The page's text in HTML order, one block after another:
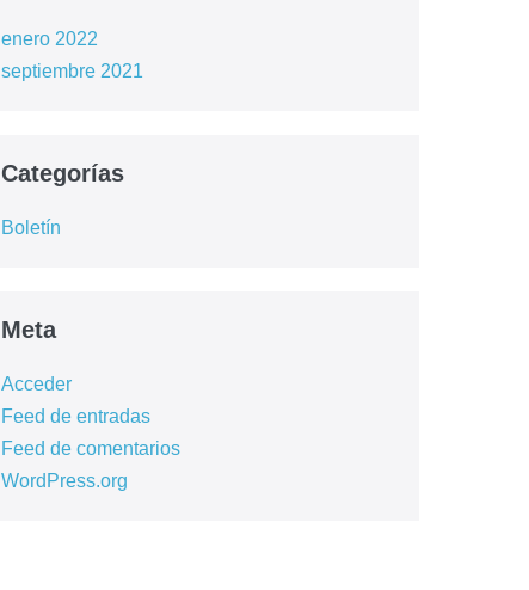
enero 2022
septiembre 2021
Categorías
Boletín
Meta
Acceder
Feed de entradas
Feed de comentarios
WordPress.org